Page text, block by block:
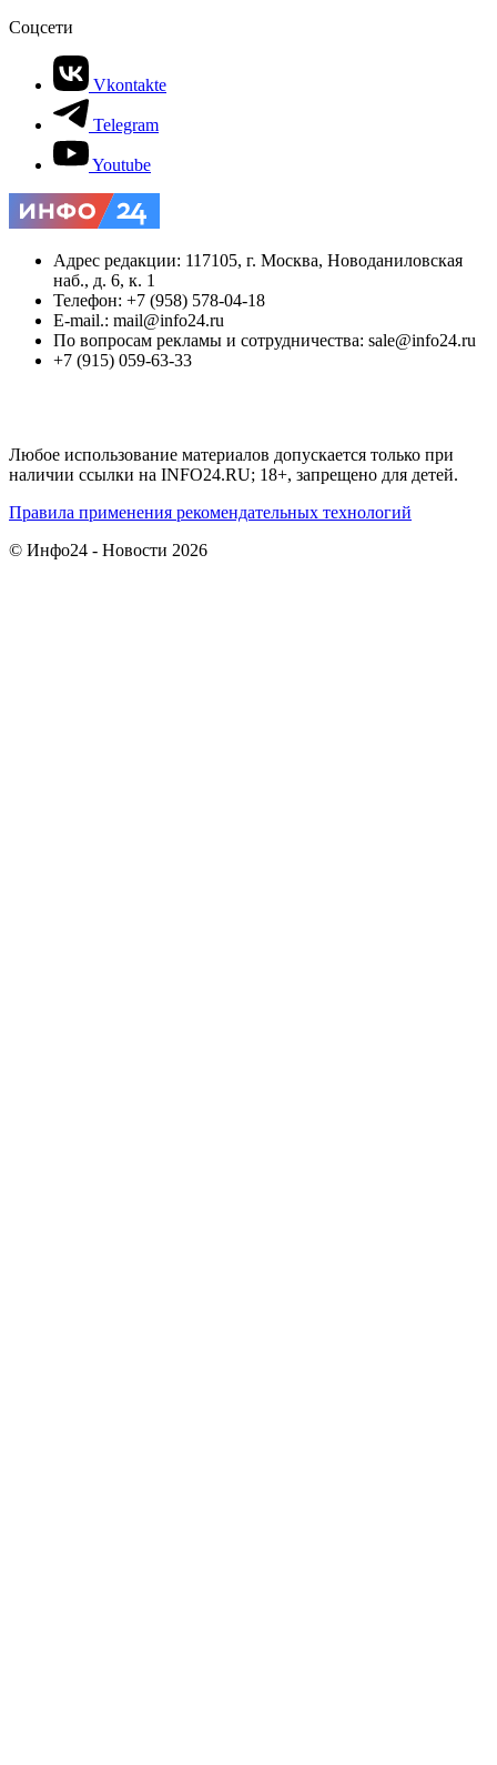
Соцсети
Vkontakte
Telegram
Youtube
Адрес редакции: 117105, г. Москва, Новоданиловская
наб., д. 6, к. 1
Телефон: +7 (958) 578-04-18
E-mail.: mail@info24.ru
По вопросам рекламы и сотрудничества: sale@info24.ru
+7 (915) 059-63-33
Любое использование материалов допускается только при
наличии ссылки на INFO24.RU; 18+, запрещено для детей.
Правила применения рекомендательных технологий
© Инфо24 - Новости 2026